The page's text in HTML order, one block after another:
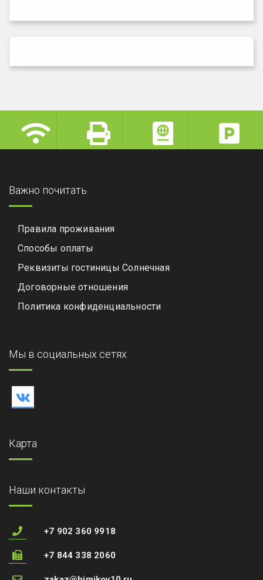
Важно почитать
Правила проживания
Способы оплаты
Реквизиты гостиницы Солнечная
Договорные отношения
Политика конфиденциальности
Мы в социальных сетях
Карта
Наши контакты
+7 902 360 9918
+7 844 338 2060